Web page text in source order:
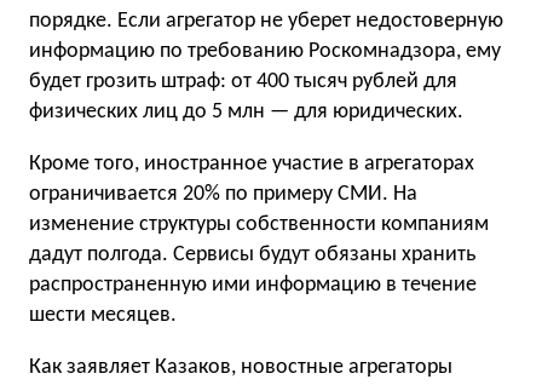
порядке. Если агрегатор не уберет недостоверную
информацию по требованию Роскомнадзора, ему
будет грозить штраф: от 400 тысяч рублей для
физических лиц до 5 млн — для юридических.
Кроме того, иностранное участие в агрегаторах
ограничивается 20% по примеру СМИ. На
изменение структуры собственности компаниям
дадут полгода. Сервисы будут обязаны хранить
распространенную ими информацию в течение
шести месяцев.
Как заявляет Казаков, новостные агрегаторы